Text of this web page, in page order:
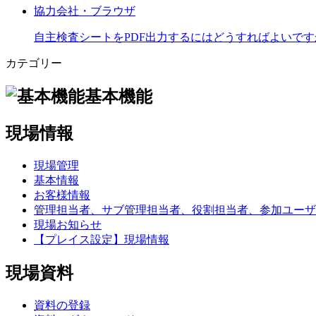
協力会社・ブラウザ
自主検査シートをPDF出力するにはどうすればよいで
カテゴリー
基本機能
現場情報
現場管理
基本情報
お客様情報
管理担当者、サブ管理担当者、役割担当者、参加ユー
現場お知らせ
【プレイス設定】現場情報
現場資料
資料の登録